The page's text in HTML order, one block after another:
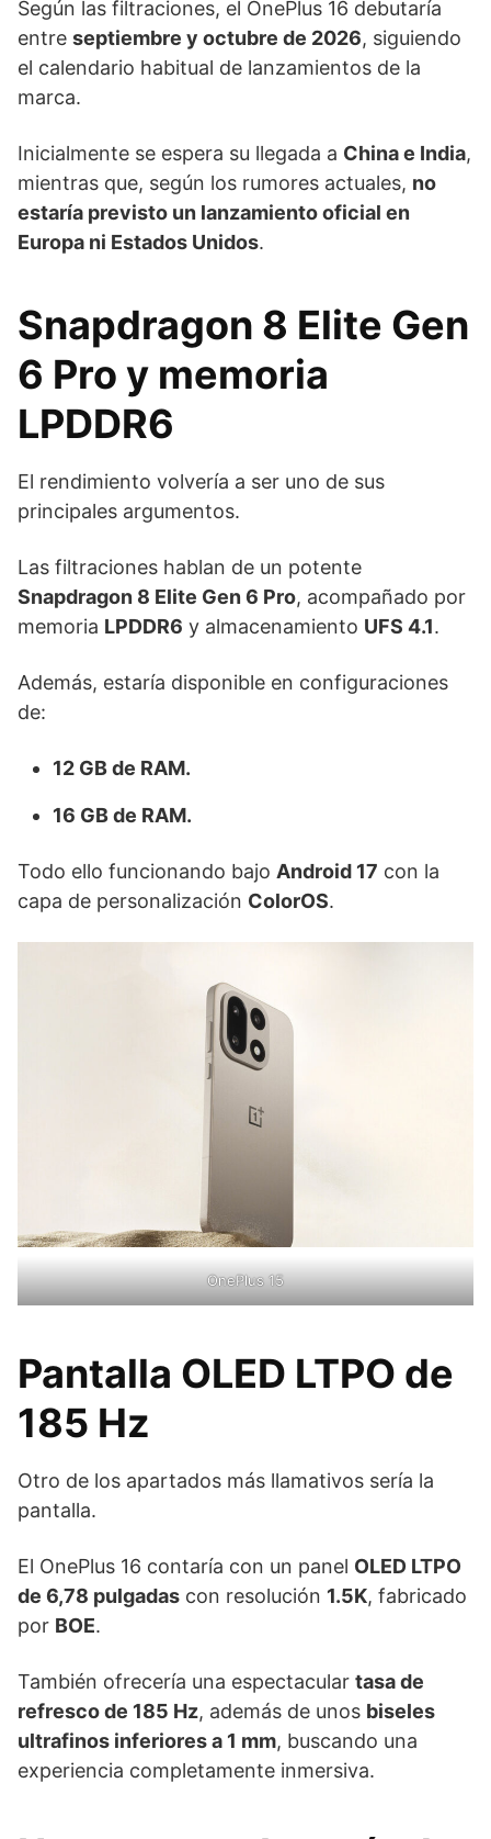
Según las filtraciones, el OnePlus 16 debutaría
entre septiembre y octubre de 2026, siguiendo
el calendario habitual de lanzamientos de la
marca.
Inicialmente se espera su llegada a China e India,
mientras que, según los rumores actuales, no
estaría previsto un lanzamiento oficial en
Europa ni Estados Unidos.
Snapdragon 8 Elite Gen
6 Pro y memoria
LPDDR6
El rendimiento volvería a ser uno de sus
principales argumentos.
Las filtraciones hablan de un potente
Snapdragon 8 Elite Gen 6 Pro, acompañado por
memoria LPDDR6 y almacenamiento UFS 4.1.
Además, estaría disponible en configuraciones
de:
12 GB de RAM.
16 GB de RAM.
Todo ello funcionando bajo Android 17 con la
capa de personalización ColorOS.
OnePlus 15
Pantalla OLED LTPO de
185 Hz
Otro de los apartados más llamativos sería la
pantalla.
El OnePlus 16 contaría con un panel OLED LTPO
de 6,78 pulgadas con resolución 1.5K, fabricado
por BOE.
También ofrecería una espectacular tasa de
refresco de 185 Hz, además de unos biseles
ultrafinos inferiores a 1 mm, buscando una
experiencia completamente inmersiva.